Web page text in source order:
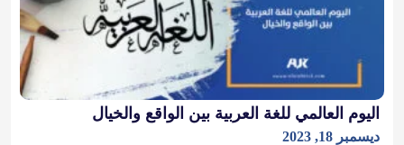
اليوم العالمي للغة العربية بين الواقع والخيال
ديسمبر 18, 2023